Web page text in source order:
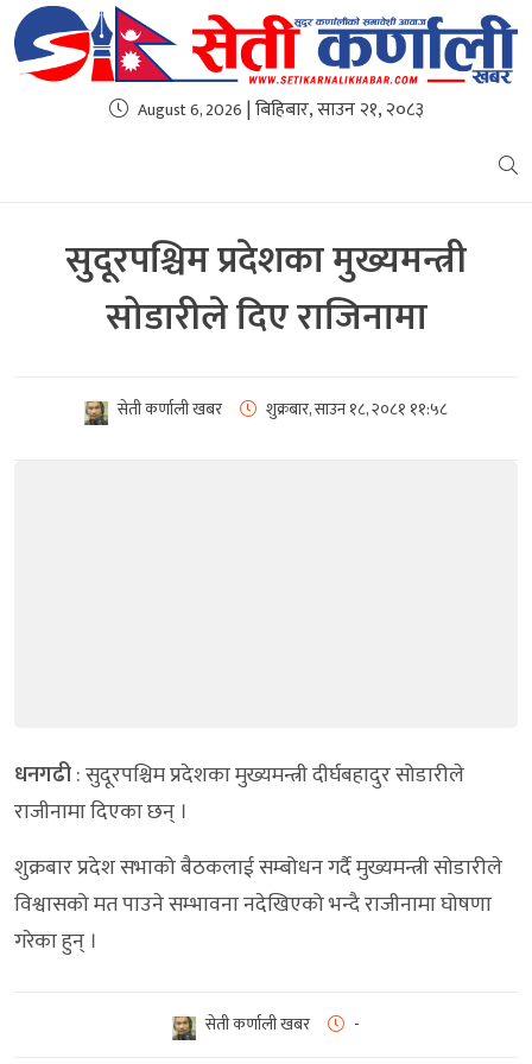
August 6, 2026 | बिहिबार, साउन २१, २०८३
सुदूरपश्चिम प्रदेशका मुख्यमन्त्री
सोडारीले दिए राजिनामा
सेती कर्णाली खबर शुक्रबार, साउन १८, २०८१ ११:५८
धनगढी: सुदूरपश्चिम प्रदेशका मुख्यमन्त्री दीर्घबहादुर सोडारीले
राजीनामा दिएका छन् ।
शुक्रबार प्रदेश सभाको बैठकलाई सम्बोधन गर्दै मुख्यमन्त्री सोडारीले
विश्वासको मत पाउने सम्भावना नदेखिएको भन्दै राजीनामा घोषणा
गरेका हुन् ।
सेती कर्णाली खबर -